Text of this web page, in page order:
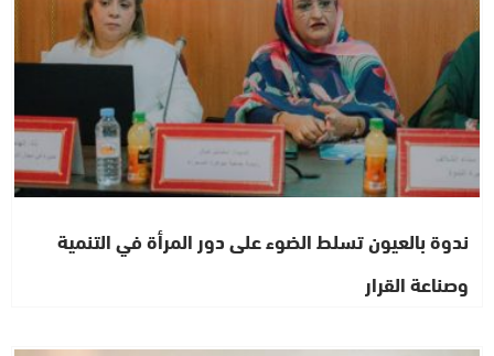
ندوة بالعيون تسلط الضوء على دور المرأة في التنمية
وصناعة القرار